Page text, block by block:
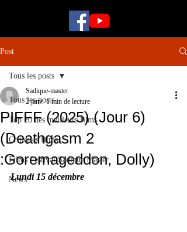
Post
Tous les posts
Top 20 des meilleurs films
Critiques films
Films Festival Sadique Master
News
Tous les posts
PIFFF (2025) (Jour 6)
(Deathgasm 2
:Goremageddon, Dolly)
Sadique-master
2 janv. 1 min de lecture
Lundi 15 décembre